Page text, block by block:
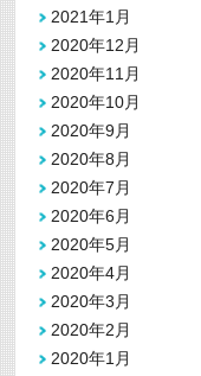
2021年1月
2020年12月
2020年11月
2020年10月
2020年9月
2020年8月
2020年7月
2020年6月
2020年5月
2020年4月
2020年3月
2020年2月
2020年1月